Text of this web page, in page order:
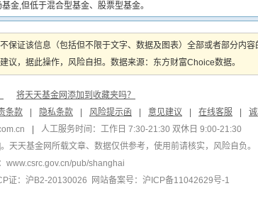
金,但低于混合型基金、股票型基金。
证该信息（包括但不限于文字、数据及图表）全部或者部分内
，据此操作，风险自担。数据来源：东方财富Choice数据。
将天天基金网添加到收藏夹吗？
条款 隐私条款 风险提示函 意见建议 在线客服
人工服务时间：工作日 7:30-21:30 双休日 9:00-21:30
。天天基金网所载文章、数据仅供参考，使用前请核实，风险自负。
www.csrc.gov.cn/pub/shanghai
证：沪B2-20130026
网站备案号：沪ICP备11042629号-1